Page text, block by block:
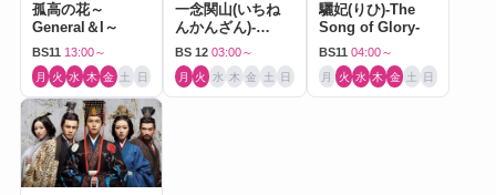
孤高の花～
General＆I～
BS11 13:00～
月 火 水 木 金 土 日
一念関山(いちね
んかんざん)-
Journey to Love-
BS 12 03:00～
月 火 水 木 金 土 日
驪妃(りひ)-The
Song of Glory-
BS11 04:00～
月 火 水 木 金 土 日